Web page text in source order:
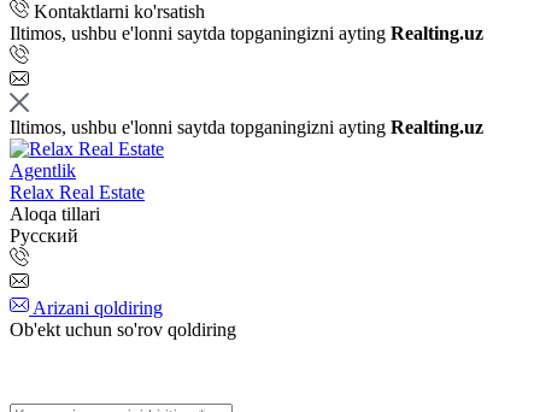
Kontaktlarni ko'rsatish
Iltimos, ushbu e'lonni saytda topganingizni ayting Realting.uz
Iltimos, ushbu e'lonni saytda topganingizni ayting Realting.uz
Agentlik
Relax Real Estate
Aloqa tillari
Русский
Arizani qoldiring
Ob'ekt uchun so'rov qoldiring